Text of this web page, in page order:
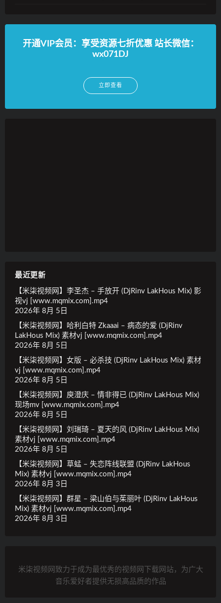
开通VIP会员：享受资源七折优惠 站长微信：
wx071DJ
立即查看
最近更新
【米柒视频网】李圣杰 – 手放开 (DjRinv LakHous Mix) 影
视vj [www.mqmix.com].mp4
2026年 8月 5日
【米柒视频网】哈利白特 Zkaaai – 病态的爱 (DjRinv
LakHous Mix) 素材vj [www.mqmix.com].mp4
2026年 8月 5日
【米柒视频网】女版 – 必杀技 (DjRinv LakHous Mix) 素材
vj [www.mqmix.com].mp4
2026年 8月 5日
【米柒视频网】庾澄庆 – 情非得已 (DjRinv LakHous Mix)
现场mv [www.mqmix.com].mp4
2026年 8月 5日
【米柒视频网】刘瑞琦 – 夏天的风 (DjRinv LakHous Mix)
素材vj [www.mqmix.com].mp4
2026年 8月 5日
【米柒视频网】草蜢 – 失恋阵线联盟 (DjRinv LakHous
Mix) 素材vj [www.mqmix.com].mp4
2026年 8月 3日
【米柒视频网】群星 – 梁山伯与茱丽叶 (DjRinv LakHous
Mix) 素材vj [www.mqmix.com].mp4
2026年 8月 3日
米柒视频网致力于成为最优秀的视频网下载网站，为广大
音乐爱好者提供无损高品质的作品